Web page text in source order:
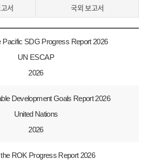
서
국외 보고서
Pacific SDG Progress Report 2026
UN ESCAP
2026
Development Goals Report 2026
United Nations
2026
ROK Progress Report 2026